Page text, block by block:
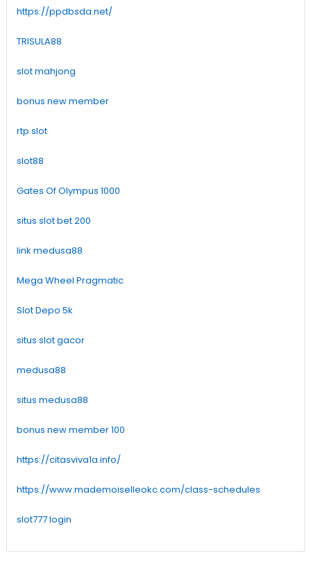
https://ppdbsda.net/
TRISULA88
slot mahjong
bonus new member
rtp slot
slot88
Gates Of Olympus 1000
situs slot bet 200
link medusa88
Mega Wheel Pragmatic
Slot Depo 5k
situs slot gacor
medusa88
situs medusa88
bonus new member 100
https://citasviva1a.info/
https://www.mademoiselleokc.com/class-schedules
slot777 login